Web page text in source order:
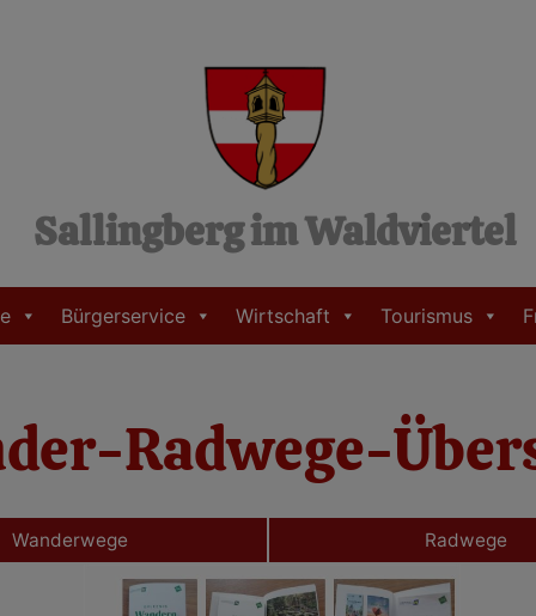
Sallingberg im Waldviertel
Bürgerservice Wirtschaft Tourismus
Radwege-
Wanderwege Radwege